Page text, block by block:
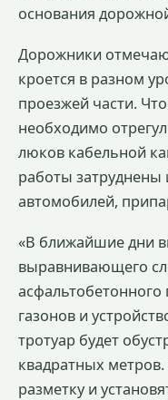
основания
Дорожники
кроется в разном
проезжей части.
необходимо
люков кабельной
работы затруднены
автомобилей,
«В ближайшие дни
выравнивающего
газонов и
тротуар будет
квадратных
разметку и